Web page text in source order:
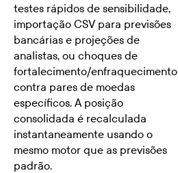
testes rápidos de sensibilidade,
importação CSV para previsões
bancárias e projeções de
analistas, ou choques de
fortalecimento/enfraquecimento
contra pares de moedas
específicos. A posição
consolidada é recalculada
instantaneamente usando o
mesmo motor que as previsões
padrão.